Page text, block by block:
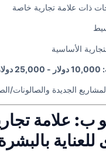
الأساسية
الجديدة والصالونات/
ب: علامة